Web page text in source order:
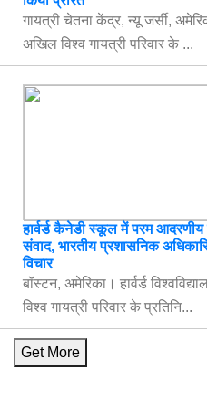
गायत्री चेतना केंद्र, न्यू जर्सी,
अखिल विश्व गायत्री परिवार के ...
हार्वर्ड कैनेडी स्कूल में परम
संवाद, भारतीय प्रशासनिक
विचार
बॉस्टन, अमेरिका। हार्वर्ड
विश्व गायत्री परिवार के प्रतिनि...
Get More